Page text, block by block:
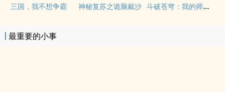
三国，我不想争霸
神秘复苏之诡脑戴沙 斗破苍穹：我的师姐是云韵
最重要的小事